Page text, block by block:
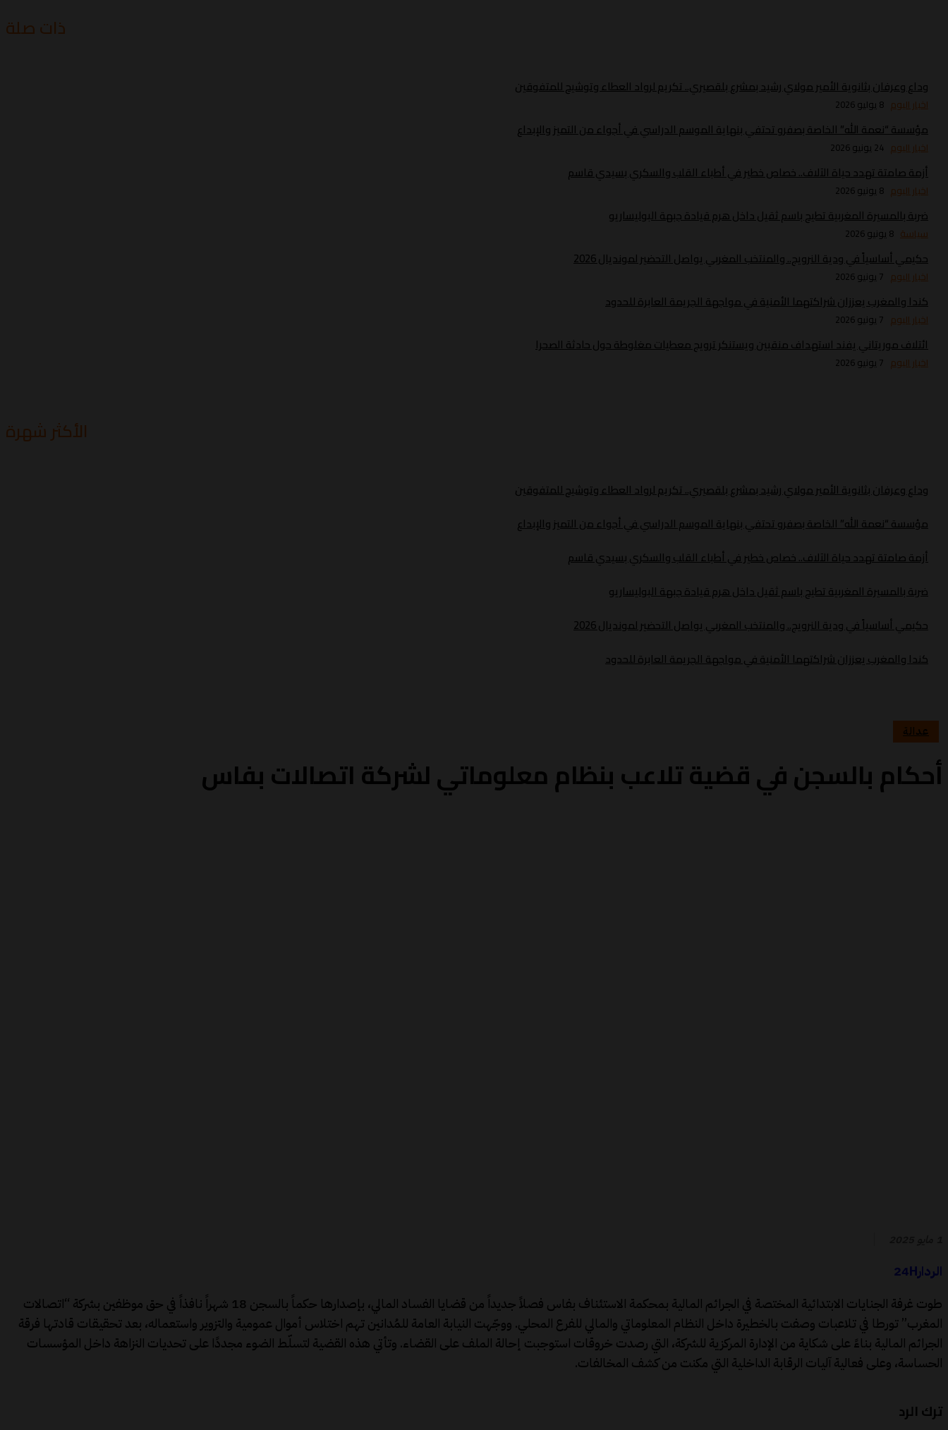
ذات صلة
وداع وعرفان بثانوية الأمير مولاي رشيد بمشرع بلقصيري.. تكريم لرواد العطاء وتوشيح للمتفوقين
اخبار اليوم 8 يوليو 2026
مؤسسة “نعمة الله” الخاصة بصفرو تحتفي بنهاية الموسم الدراسي في أجواء من التميز والإبداع
اخبار اليوم 24 يونيو 2026
أزمة صامتة تهدد حياة الآلاف.. خصاص خطير في أطباء القلب والسكري بسيدي قاسم
اخبار اليوم 8 يونيو 2026
ضربة بالمسيرة المغربية تطيح باسم ثقيل داخل هرم قيادة جبهة البوليساريو
سياسة 8 يونيو 2026
حكيمي أساسياً في ودية النرويج.. والمنتخب المغربي يواصل التحضير لمونديال 2026
اخبار اليوم 7 يونيو 2026
كندا والمغرب يعززان شراكتهما الأمنية في مواجهة الجريمة العابرة للحدود
اخبار اليوم 7 يونيو 2026
ائتلاف موريتاني يفند استهداف منقبين ويستنكر ترويج معطيات مغلوطة حول حادثة الصحرا
اخبار اليوم 7 يونيو 2026
الأكثر شهرة
وداع وعرفان بثانوية الأمير مولاي رشيد بمشرع بلقصيري.. تكريم لرواد العطاء وتوشيح للمتفوقين
مؤسسة “نعمة الله” الخاصة بصفرو تحتفي بنهاية الموسم الدراسي في أجواء من التميز والإبداع
أزمة صامتة تهدد حياة الآلاف.. خصاص خطير في أطباء القلب والسكري بسيدي قاسم
ضربة بالمسيرة المغربية تطيح باسم ثقيل داخل هرم قيادة جبهة البوليساريو
حكيمي أساسياً في ودية النرويج.. والمنتخب المغربي يواصل التحضير لمونديال 2026
كندا والمغرب يعززان شراكتهما الأمنية في مواجهة الجريمة العابرة للحدود
عدالة
أحكام بالسجن في قضية تلاعب بنظام معلوماتي لشركة اتصالات بفاس
الردار24H
طوت غرفة الجنايات الابتدائية المختصة في الجرائم المالية بمحكمة الاستئناف بفاس فصلاً جديداً من قضايا الفساد المالي، بإصدارها حكماً بالسجن 18 شهراً نافذاً في حق موظفين بشركة “اتصالات
المغرب” تورطا في تلاعبات وصفت بالخطيرة داخل النظام المعلوماتي والمالي للفرع المحلي. ووجّهت النيابة العامة للمُدانين تهم اختلاس أموال عمومية والتزوير واستعماله، بعد تحقيقات قادتها فرقة
الجرائم المالية بناءً على شكاية من الإدارة المركزية للشركة، التي رصدت خروقات استوجبت إحالة الملف على القضاء. وتأتي هذه القضية لتسلّط الضوء مجددًا على تحديات النزاهة داخل المؤسسات
الحساسة، وعلى فعالية آليات الرقابة الداخلية التي مكنت من كشف المخالفات.
ترك الرد